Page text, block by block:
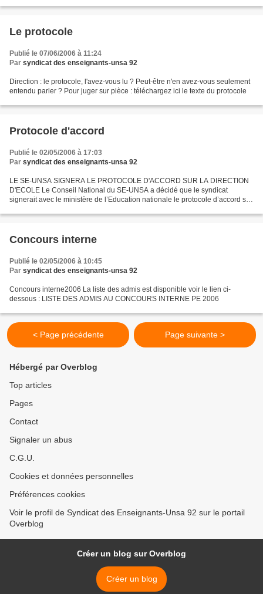
Le protocole
Publié le 07/06/2006 à 11:24
Par syndicat des enseignants-unsa 92
Direction : le protocole, l'avez-vous lu ? Peut-être n'en avez-vous seulement
entendu parler ? Pour juger sur pièce : téléchargez ici le texte du protocole
Protocole d'accord
Publié le 02/05/2006 à 17:03
Par syndicat des enseignants-unsa 92
LE SE-UNSA SIGNERA LE PROTOCOLE D'ACCORD SUR LA DIRECTION
D'ECOLE Le Conseil National du SE-UNSA a décidé que le syndicat
signerait avec le ministère de l’Education nationale le protocole d’accord sur
Concours interne
Publié le 02/05/2006 à 10:45
Par syndicat des enseignants-unsa 92
Concours interne2006 La liste des admis est disponible voir le lien ci-
dessous : LISTE DES ADMIS AU CONCOURS INTERNE PE 2006
< Page précédente Page suivante >
Hébergé par Overblog
Top articles
Pages
Contact
Signaler un abus
C.G.U.
Cookies et données personnelles
Préférences cookies
Voir le profil de Syndicat des Enseignants-Unsa 92 sur le portail
Overblog
Créer un blog sur Overblog
Créer un blog